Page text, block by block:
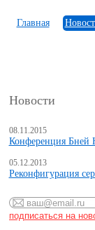
Главная
Новости
08.11.2015
Конференция Бней
05.12.2013
Реконфигурация